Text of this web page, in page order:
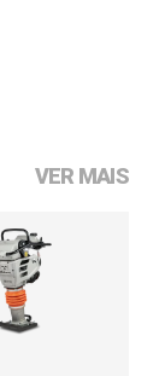
VER MAIS